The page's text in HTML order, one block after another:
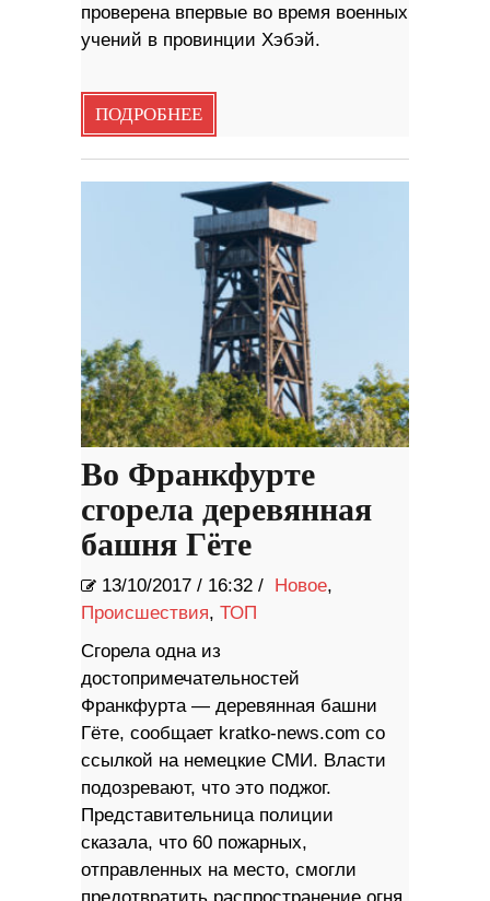
проверена впервые во время военных
учений в провинции Хэбэй.
ПОДРОБНЕЕ
Во Франкфурте
сгорела деревянная
башня Гёте
13/10/2017 / 16:32 / Новое,
Происшествия, ТОП
Сгорела одна из
достопримечательностей
Франкфурта — деревянная башни
Гёте, сообщает kratko-news.com со
ссылкой на немецкие СМИ. Власти
подозревают, что это поджог.
Представительница полиции
сказала, что 60 пожарных,
отправленных на место, смогли